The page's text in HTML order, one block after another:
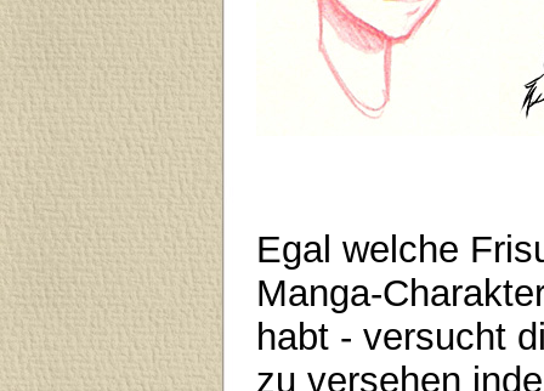
Egal welche
Manga-
habt - versucht
zu versehen